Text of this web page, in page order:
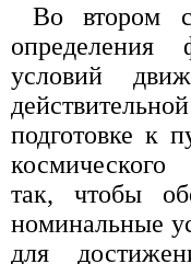
Во втором
определения
условий
подготовке к
космического
так, чтобы
номинальные
для